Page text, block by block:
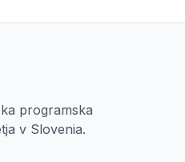
programska
v Slovenia.